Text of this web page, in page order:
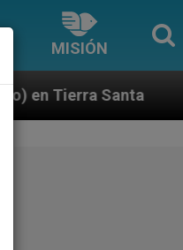
MISIÓN
Sacerdotes alemanes